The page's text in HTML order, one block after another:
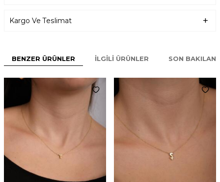
Kargo Ve Teslimat
BENZER ÜRÜNLER İLGILI ÜRÜNLER SON